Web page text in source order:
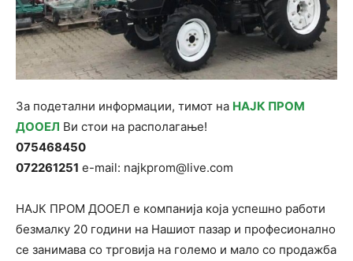
За подетални информации, тимот на НАЈК ПРОМ
ДООЕЛ Ви стои на располагање!
075468450
072261251 e-mail: najkprom@live.com
НАЈК ПРОМ ДООЕЛ е компанија која успешно работи
безмалку 20 години на Нашиот пазар и професионално
се занимава со трговија на големо и мало со продажба